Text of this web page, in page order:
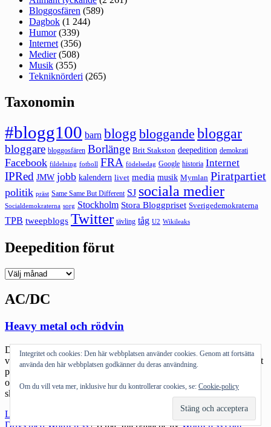
Bloggosfären (589)
Dagbok (1 244)
Humor(339)
Internet (356)
Medier(508)
Musik (355)
Tekniknörderi (265)
Taxonomin
#blogg100 barn blogg bloggande bloggar
bloggare bloggosfären Borlänge Brit Stakston deepedition demokrati
Facebook fildelning fotboll FRA födelsedag Google historia Internet
IPRed JMW jobb kalendern livet media musik Mymlan Piratpartiet
politik präst Same Same But Different SJ sociala medier
Socialdemokraterna sorg Stockholm Stora Bloggpriset Sverigedemokraterna
TPB tweepblogs Twitter tävling tåg U2 Wikileaks
Deepedition förut
Deepedition
AC/DC
Heavy metal och rödvin
Det är onekligen en märklig trend det här att diverse hårdrocksband
valt att branda ett antal vinsorter. Det börjar med AC/DC som för ett
par år sedan gjorde ett samarbete med en vingård, Warburn Estate,
och skapade en hel serie viner med namn från deras mest kända
skivor. Vinet är slut hos leverantören så det […]
Läs mer
metal
Drivs med WordPress |Tema: Intergalactic avWordPress.com.
Integritet och cookies: Den här webbplatsen använder cookies. Genom att fortsätta
använda den här webbplatsen godkänner du deras användning.
Om du vill veta mer, inklusive hur du kontrollerar cookies, se: Cookie-policy